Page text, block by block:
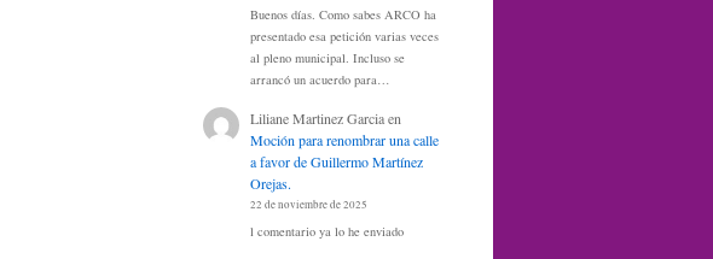
Buenos días. Como sabes ARCO ha
presentado esa petición varias veces
al pleno municipal. Incluso se
arrancó un acuerdo para…
Liliane Martinez Garciaen
Moción para renombrar una calle
a favor de Guillermo Martínez
Orejas.
22 de noviembre de 2025
l comentario ya lo he enviado